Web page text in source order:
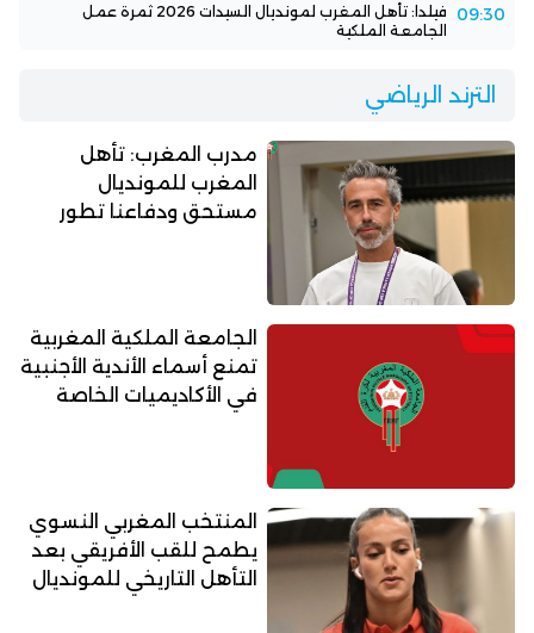
09:30
فيلدا: تأهل المغرب لمونديال السيدات 2026 ثمرة عمل
الجامعة الملكية
الترند الرياضي
مدرب المغرب: تأهل
المغرب للمونديال
مستحق ودفاعنا تطور
الجامعة الملكية المغربية
تمنع أسماء الأندية الأجنبية
في الأكاديميات الخاصة
المنتخب المغربي النسوي
يطمح للقب الأفريقي بعد
التأهل التاريخي للمونديال